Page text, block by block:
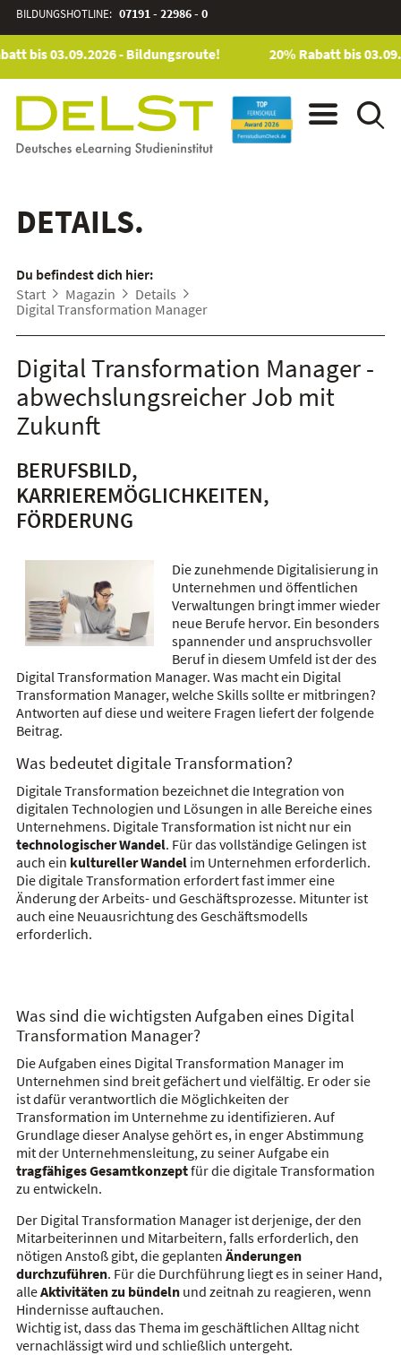
BILDUNGSHOTLINE: 07191 - 22986 - 0
bis 03.09.2026 - Bildungsroute! 20% Rabatt bis
DETAILS.
Du befindest dich hier:
Start
Magazin
Details
Digital Transformation Manager
Digital Transformation Manager -
abwechslungsreicher Job mit
Zukunft
BERUFSBILD,
KARRIEREMÖGLICHKEITEN,
FÖRDERUNG
Die zunehmende Digitalisierung in
Unternehmen und öffentlichen
Verwaltungen bringt immer wieder
neue Berufe hervor. Ein besonders
spannender und anspruchsvoller
Beruf in diesem Umfeld ist der des
Digital Transformation Manager. Was macht ein Digital
Transformation Manager, welche Skills sollte er mitbringen?
Antworten auf diese und weitere Fragen liefert der folgende
Beitrag.
Was bedeutet digitale Transformation?
Digitale Transformation bezeichnet die Integration von
digitalen Technologien und Lösungen in alle Bereiche eines
Unternehmens. Digitale Transformation ist nicht nur ein
technologischer Wandel. Für das vollständige Gelingen ist
auch ein kultureller Wandelim Unternehmen erforderlich.
Die digitale Transformation erfordert fast immer eine
Änderung der Arbeits- und Geschäftsprozesse. Mitunter ist
auch eine Neuausrichtung des Geschäftsmodells
erforderlich.
Was sind die wichtigsten Aufgaben eines Digital
Transformation Manager?
Die Aufgaben eines Digital Transformation Manager im
Unternehmen sind breit gefächert und vielfältig. Er oder sie
ist dafür verantwortlich die Möglichkeiten der
Transformation im Unternehme zu identifizieren. Auf
Grundlage dieser Analyse gehört es, in enger Abstimmung
mit der Unternehmensleitung, zu seiner Aufgabe ein
tragfähiges Gesamtkonzeptfür die digitale Transformation
zu entwickeln.
Der Digital Transformation Manager ist derjenige, der den
Mitarbeiterinnen und Mitarbeitern, falls erforderlich, den
nötigen Anstoß gibt, die geplanten Änderungen
durchzuführen. Für die Durchführung liegt es in seiner Hand,
alleAktivitäten zu bündelnund zeitnah zu reagieren, wenn
Hindernisse auftauchen.
Wichtig ist, dass das Thema im geschäftlichen Alltag nicht
vernachlässigt wird und schließlich untergeht.